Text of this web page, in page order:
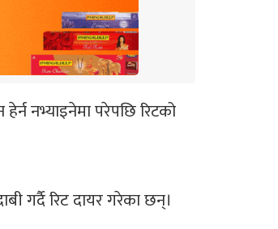
नभ्याइनेमा परेपछि रिटको
गर्दै रिट दायर गरेका छन्।